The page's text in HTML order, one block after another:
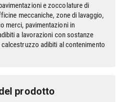
e zoccolature di
meccaniche, zone di lavaggio,
merci, pavimentazioni in
a lavorazioni con sostanze
adibiti al contenimento
prodotto